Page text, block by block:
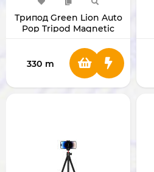
Трипод Green Lion Auto
Pop Tripod Magnetic
330 m